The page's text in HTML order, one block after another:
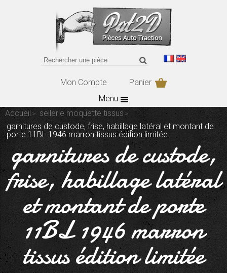
Mon Compte
Panier
Menu
Accueil
sellerie moquette tissus
garnitures de custode, frise, habillage latéral et montant de
porte 11BL 1946 marron tissus édition limitée
garnitures de custode,
frise, habillage latéral
et montant de porte
11BL 1946 marron
tissus édition limitée